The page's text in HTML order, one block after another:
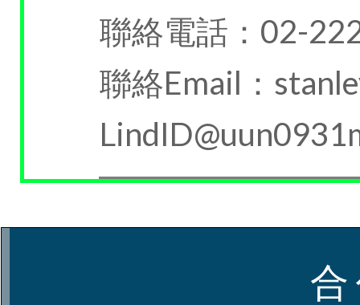
聯絡電話：02-
聯絡Email：
合